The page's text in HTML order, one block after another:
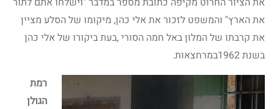
את הארץ" והמשפט לזכור את אלי כהן, מיקומו של הסלע מציין
את קרבתו של המלון באל חמה הסורי ,בעת ביקורו של אלי כהן
בשנת 1962במרחצאות.
רמת
הגולן